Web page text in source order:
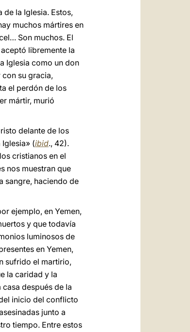
la Iglesia. Estos,
muchos mártires en
Son muchos. El
libremente la
Iglesia como un don
su gracia,
el perdón de los
mártir, murió
delante de los
(ibid., 42).
cristianos en el
nos muestran que
sangre, haciendo de
ejemplo, en Yemen,
y que todavía
luminosos de
en Yemen,
sufrido el martirio,
la caridad y la
después de la
inicio del conflicto
junto a
tiempo. Entre estos